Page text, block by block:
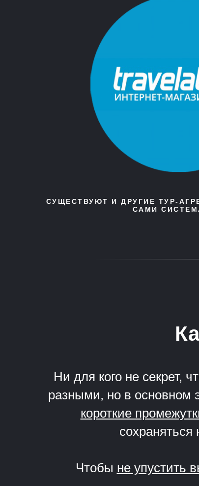
СУЩЕСТВУЮТ И ДРУГИЕ ТУР-
САМИ
Ни для кого не секрет,
разными, но в основном
короткие
сохраняться
Чтобы не упустить